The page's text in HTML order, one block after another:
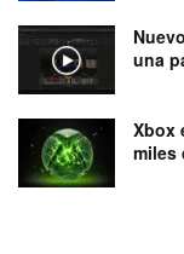
una
Xbox
miles